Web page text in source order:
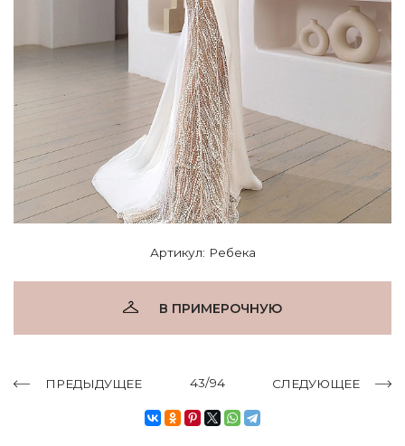
Артикул: Ребека
В ПРИМЕРОЧНУЮ
ПРЕДЫДУЩЕЕ 43/94 СЛЕДУЮЩЕЕ